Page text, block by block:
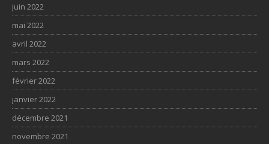
juin 2022
mai 2022
avril 2022
mars 2022
février 2022
janvier 2022
décembre 2021
novembre 2021